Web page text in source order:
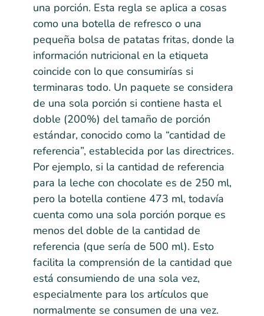
una porción. Esta regla se aplica a cosas
como una botella de refresco o una
pequeña bolsa de patatas fritas, donde la
información nutricional en la etiqueta
coincide con lo que consumirías si
terminaras todo. Un paquete se considera
de una sola porción si contiene hasta el
doble (200%) del tamaño de porción
estándar, conocido como la “cantidad de
referencia”, establecida por las directrices.
Por ejemplo, si la cantidad de referencia
para la leche con chocolate es de 250 ml,
pero la botella contiene 473 ml, todavía
cuenta como una sola porción porque es
menos del doble de la cantidad de
referencia (que sería de 500 ml). Esto
facilita la comprensión de la cantidad que
está consumiendo de una sola vez,
especialmente para los artículos que
normalmente se consumen de una vez.